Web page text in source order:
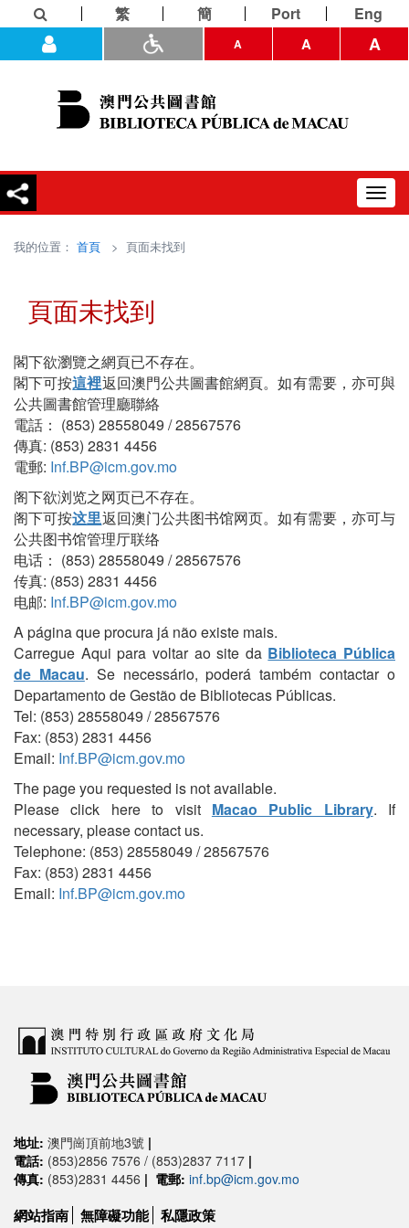
繁 簡 Port Eng
A A A
我的位置： 首頁 > 頁面未找到
頁面未找到
閣下欲瀏覽之網頁已不存在。
閣下可按這裡返回澳門公共圖書館網頁。如有需要，亦可與
公共圖書館管理廳聯絡
電話： (853) 28558049 / 28567576
傳真: (853) 2831 4456
電郵: Inf.BP@icm.gov.mo
阁下欲浏览之网页已不存在。
阁下可按这里返回澳门公共图书馆网页。如有需要，亦可与
公共图书馆管理厅联络
电话： (853) 28558049 / 28567576
传真: (853) 2831 4456
电邮: Inf.BP@icm.gov.mo
A página que procura já não existe mais.
Carregue Aqui para voltar ao site da Biblioteca Pública
de Macau. Se necessário, poderá também contactar o
Departamento de Gestão de Bibliotecas Públicas.
Tel: (853) 28558049 / 28567576
Fax: (853) 2831 4456
Email: Inf.BP@icm.gov.mo
The page you requested is not available.
Please click here to visit Macao Public Library. If
necessary, please contact us.
Telephone: (853) 28558049 / 28567576
Fax: (853) 2831 4456
Email: Inf.BP@icm.gov.mo
地址: 澳門崗頂前地3號 |
電話: (853)2856 7576 / (853)2837 7117 |
傳真: (853)2831 4456 | 電郵: inf.bp@icm.gov.mo
網站指南 無障礙功能 私隱政策